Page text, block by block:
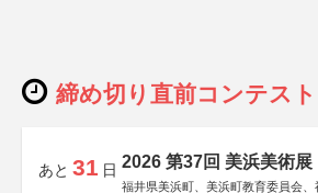
締め切り直前コンテスト
あと 31 日 2026 第37回 美浜美術展
福井県美浜町、美浜町教育委員会